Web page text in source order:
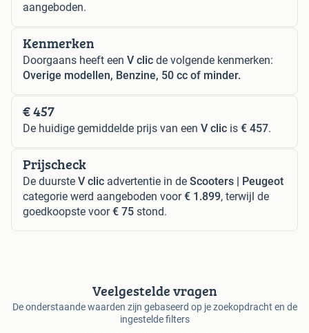
aangeboden.
Kenmerken
Doorgaans heeft een V clic de volgende kenmerken:
Overige modellen, Benzine, 50 cc of minder.
€ 457
De huidige gemiddelde prijs van een V clic is € 457.
Prijscheck
De duurste V clic advertentie in de Scooters | Peugeot
categorie werd aangeboden voor€ 1.899, terwijl de
goedkoopste voor€ 75 stond.
Veelgestelde vragen
De onderstaande waarden zijn gebaseerd op je zoekopdracht en de
ingestelde filters